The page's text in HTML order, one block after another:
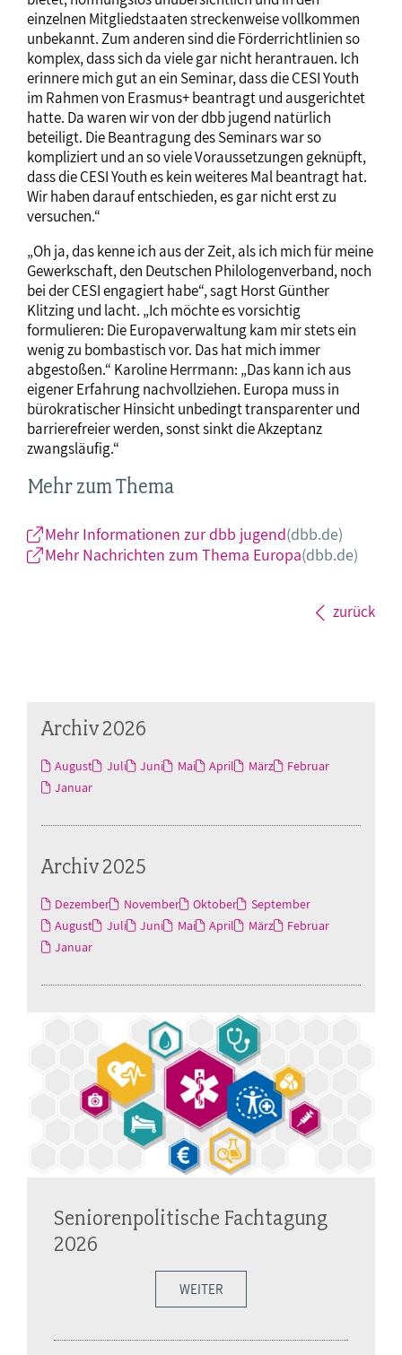
einzelnen Mitgliedstaaten streckenweise vollkommen
unbekannt. Zum anderen sind die Förderrichtlinien so
komplex, dass sich da viele gar nicht herantrauen. Ich
erinnere mich gut an ein Seminar, dass die CESI Youth
im Rahmen von Erasmus+ beantragt und ausgerichtet
hatte. Da waren wir von der dbb jugend natürlich
beteiligt. Die Beantragung des Seminars war so
kompliziert und an so viele Voraussetzungen geknüpft,
dass die CESI Youth es kein weiteres Mal beantragt hat.
Wir haben darauf entschieden, es gar nicht erst zu
versuchen.“
„Oh ja, das kenne ich aus der Zeit, als ich mich für meine
Gewerkschaft, den Deutschen Philologenverband, noch
bei der CESI engagiert habe“, sagt Horst Günther
Klitzing und lacht. „Ich möchte es vorsichtig
formulieren: Die Europaverwaltung kam mir stets ein
wenig zu bombastisch vor. Das hat mich immer
abgestoßen.“ Karoline Herrmann: „Das kann ich aus
eigener Erfahrung nachvollziehen. Europa muss in
bürokratischer Hinsicht unbedingt transparenter und
barrierefreier werden, sonst sinkt die Akzeptanz
zwangsläufig.“
Mehr zum Thema
Mehr Informationen zur dbb jugend(dbb.de)
Mehr Nachrichten zum Thema Europa(dbb.de)
zurück
Archiv 2026
August Juli Juni Mai April März
Februar
Januar
Archiv 2025
Dezember November Oktober
September
August
Juli Juni Mai April März
Februar
Januar
Seniorenpolitische Fachtagung
2026
WEITER